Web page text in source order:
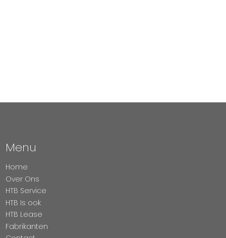
Menu
Home
Over Ons
HTB Service
HTB Is ook
HTB Lease
Fabrikanten